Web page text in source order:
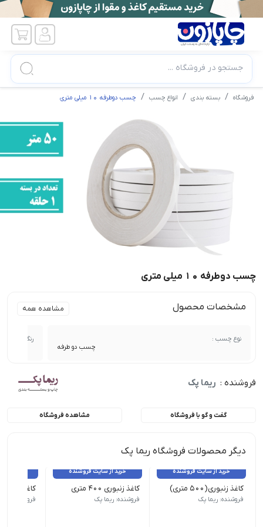
جستجو در فروشگاه ...
فروشگاه بسته بندی انواع چسب چسب دوطرفه ۱۰ میلی متری
چسب دوطرفه ۱۰ میلی متری
مشخصات محصول مشاهده همه
نوع چسب :
چسب دو طرفه
رنگ چسب :
فروشنده : ریما پک
گفت و گو با فروشگاه مشاهده فروشگاه
دیگر محصولات فروشگاه ریما پک
خرید از سایت فروشنده
کاغذ زنبوری(۵۰۰ متری)
فروشنده: ریما پک
خرید از سایت فروشنده
کاغذ زنبوری ۴۰۰ متری
فروشنده: ریما پک
کاغذ زنبوری ۳۰۰
فروشنده: